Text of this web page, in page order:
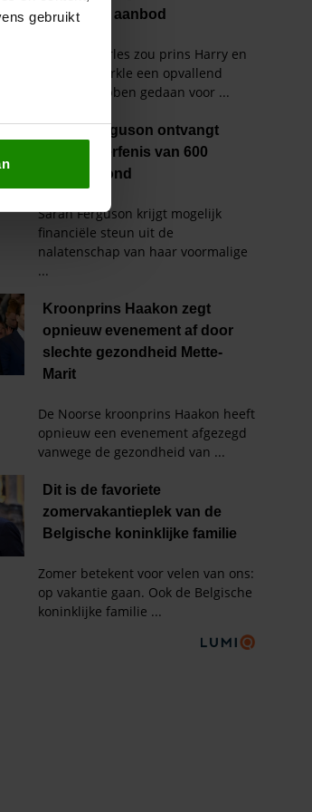
gebruikt
en om ons
social
aan ze heeft